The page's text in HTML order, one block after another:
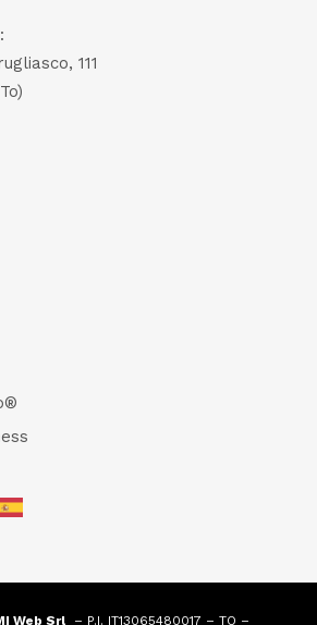
111
Web Srl– P.I. IT13065480017 – TO –